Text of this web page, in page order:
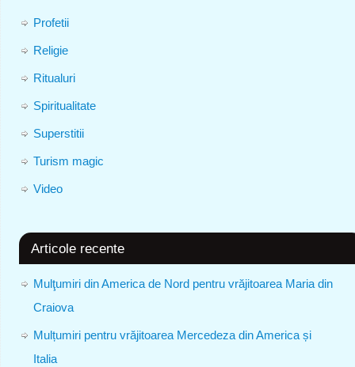
Profetii
Religie
Ritualuri
Spiritualitate
Superstitii
Turism magic
Video
Articole recente
Mulţumiri din America de Nord pentru vrăjitoarea Maria din
Craiova
Mulțumiri pentru vrăjitoarea Mercedeza din America și
Italia